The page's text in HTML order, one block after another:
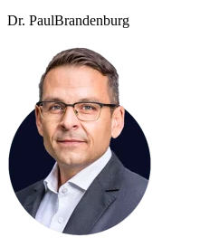
Dr. PaulBrandenburg